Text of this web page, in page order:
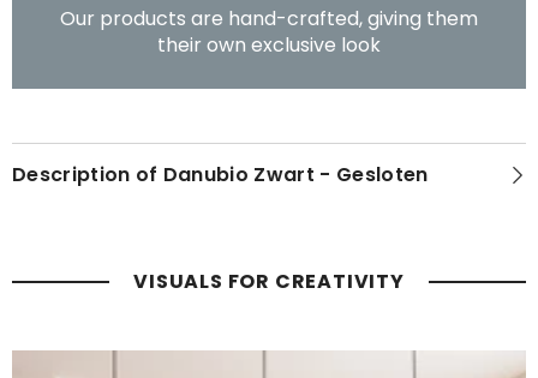
Our products are hand-crafted, giving them
their own exclusive look
Description of Danubio Zwart - Gesloten
VISUALS FOR CREATIVITY